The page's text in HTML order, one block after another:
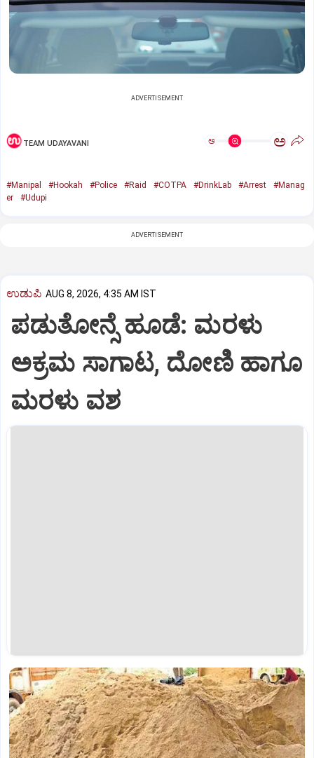
ADVERTISEMENT
TEAM UDAYAVANI ಅ ಅ
#Manipal #Hookah #Police #Raid #COTPA #DrinkLab #Arrest
#Manag
er
#Udupi
ADVERTISEMENT
ಉಡುಪಿ AUG 8, 2026, 4:35 AM IST
ಪಡುತೋನ್ಸೆ ಹೂಡೆ: ಮರಳು
ಅಕ್ರಮ ಸಾಗಾಟ, ದೋಣಿ ಹಾಗೂ
ಮರಳು ವಶ